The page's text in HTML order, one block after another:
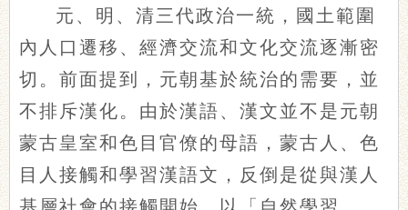
元、明、清三代政治一統，國土範圍
內人口遷移、經濟交流和文化交流逐漸密
切。前面提到，元朝基於統治的需要，並
不排斥漢化。由於漢語、漢文並不是元朝
蒙古皇室和色目官僚的母語，蒙古人、色
目人接觸和學習漢語文，反倒是從與漢人